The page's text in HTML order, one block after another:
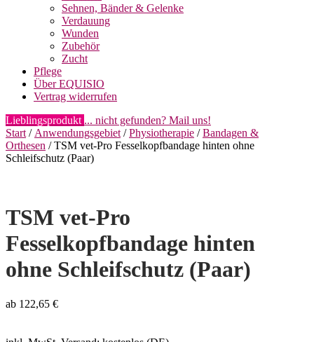
Sehnen, Bänder & Gelenke
Verdauung
Wunden
Zubehör
Zucht
Pflege
Über EQUISIO
Vertrag widerrufen
Lieblingsprodukt ... nicht gefunden? Mail uns!
Start / Anwendungsgebiet /Physiotherapie /Bandagen &
Orthesen / TSM vet-Pro Fesselkopfbandage hinten ohne
Schleifschutz (Paar)
TSM vet-Pro
Fesselkopfbandage hinten
ohne Schleifschutz (Paar)
ab 122,65 €